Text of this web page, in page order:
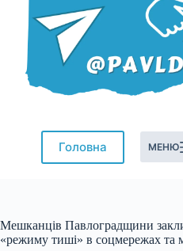
Головна МЕНЮ
Мешканців Павлоградщини
«режиму тиші» в соцмережах та